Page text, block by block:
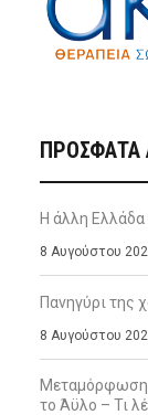
ΠΡΌΣΦΑΤΑ
Η άλλη
8 Αυγούστου
Πανηγύρι της
8 Αυγούστου
Μεταμόρφωση
το Άϋλο – Τι